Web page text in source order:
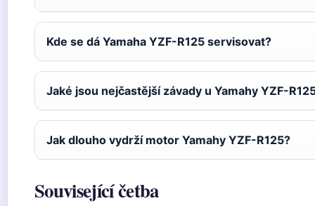
Kde se dá Yamaha YZF-R125 servisovat?
Jaké jsou nejčastější závady u Yamahy YZF-
Jak dlouho vydrží motor Yamahy YZF-R125?
Související četba